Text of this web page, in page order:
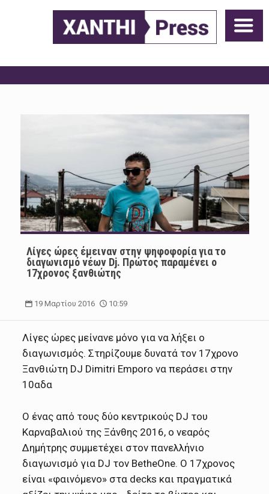
Λίγες ώρες έμειναν στην ψηφοφορία για το
διαγωνισμό νέων Dj. Πρώτος παραμένει ο
17χρονος ξανθιώτης
19 Μαρτίου 2016 10:59
Λίγες ώρες μείνανε μόνο για να λήξει ο
διαγωνισμός. Στηρίζουμε δυνατά τον 17χρονο
Ξανθιώτη DJ Dimitri Emporo να περάσει στην
10αδα
Ο ένας από τους δύο κεντρικούς DJ του
Καρναβαλιού της Ξάνθης 2016, ο νεαρός
Δημήτρης συμμετέχει στον πανελλήνιο
διαγωνισμό για DJ τον BetheOne. Ο 17χρονος
είναι «φαινόμενο» στα decks και πραγματικά